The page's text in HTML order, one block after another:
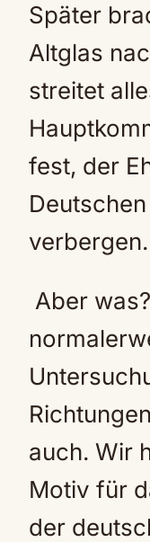
Später
Altglas
streitet
fest, der
verbergen.
Aber
auch. Wir
Motiv für
der